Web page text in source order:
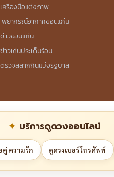
ครื่องมือแต่งภาพ
ยากรณ์อากาศขอนแก่น
าวขอนแก่น
าวเด่นประเด็นร้อน
รวจสลากกินแบ่งรัฐบาล
บริการดูดวงออนไลน์
คู่ ความรัก ดูดวงเบอร์โทรศัพท์